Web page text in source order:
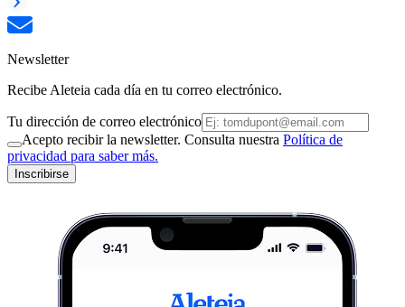
Newsletter
Recibe Aleteia cada día en tu correo electrónico.
Tu dirección de correo electrónico
Acepto recibir la newsletter. Consulta nuestra Política de
privacidad para saber más.
Inscribirse